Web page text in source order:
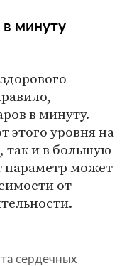
в минуту
в минуту.
этого уровня на
так и в большую
параметр может
от
сердечных